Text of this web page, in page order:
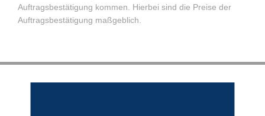
Auftragsbestätigung kommen. Hierbei sind die Preise der
Auftragsbestätigung maßgeblich.